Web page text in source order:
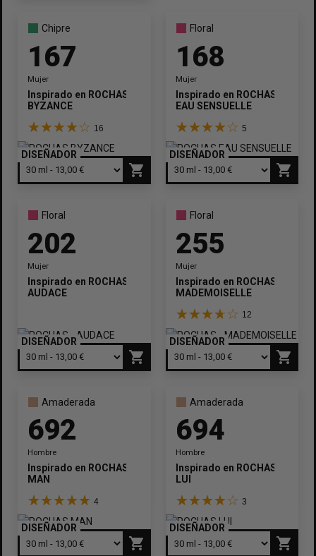
Chipre
167
Mujer
Inspirado en ROCHAS
BYZANCE
16
DISEÑADOR
shopping_cart
Floral
168
Mujer
Inspirado en ROCHAS
EAU SENSUELLE
5
DISEÑADOR
shopping_cart
Floral
202
Mujer
Inspirado en ROCHAS
AUDACE
DISEÑADOR
shopping_cart
Floral
255
Mujer
Inspirado en ROCHAS
MADEMOISELLE
12
DISEÑADOR
shopping_cart
Amaderada
692
Hombre
Inspirado en ROCHAS
MAN
4
DISEÑADOR
shopping_cart
Amaderada
694
Hombre
Inspirado en ROCHAS
LUI
3
DISEÑADOR
shopping_cart